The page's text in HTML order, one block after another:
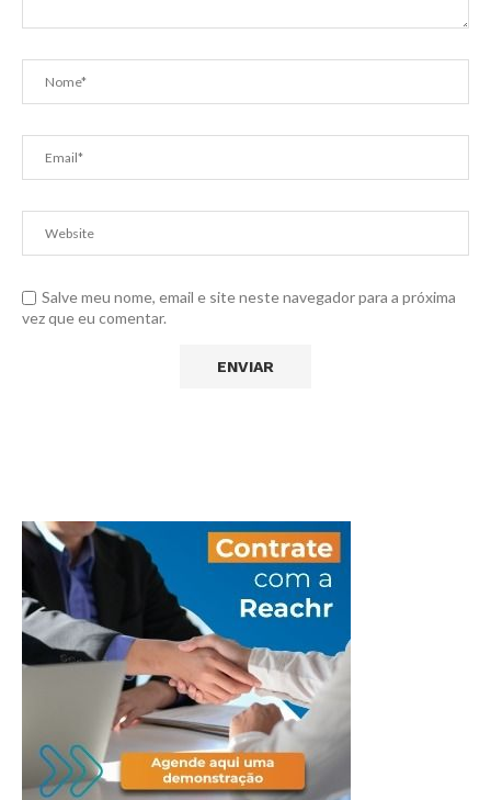
Salve meu nome, email e site neste navegador para a próxima
vez que eu comentar.